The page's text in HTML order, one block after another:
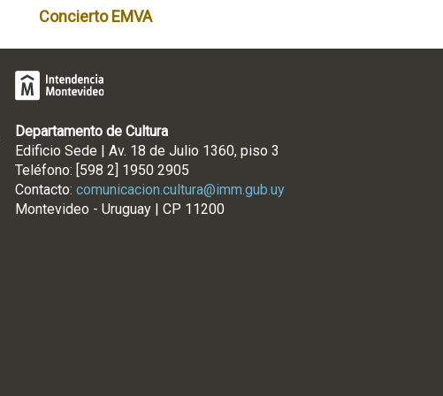
Concierto EMVA
Departamento de Cultura
Edificio Sede | Av. 18 de Julio 1360, piso 3
Teléfono: [598 2] 1950 2905
Contacto: comunicacion.cultura@imm.gub.uy
Montevideo - Uruguay | CP 11200